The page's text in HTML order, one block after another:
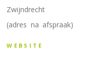
Zwijndrecht
(adres na afspraak)
WEBSITE